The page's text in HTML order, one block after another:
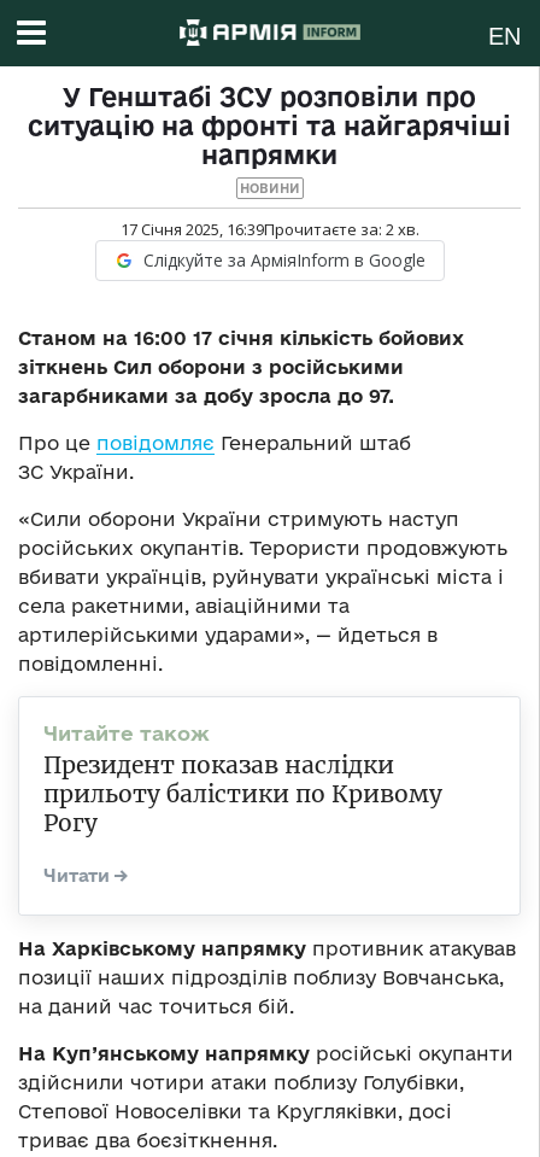
EN
У Генштабі ЗСУ розповіли про
ситуацію на фронті та найгарячіші
напрямки
НОВИНИ
17 Січня 2025, 16:39Прочитаєте за: 2хв.
Слідкуйте за АрміяInform в Google
Станом на 16:00 17 січня кількість бойових
зіткнень Сил оборони з російськими
загарбниками за добу зросла до 97.
Про це повідомляє Генеральний штаб
ЗС України.
«Сили оборони України стримують наступ
російських окупантів. Терористи продовжують
вбивати українців, руйнувати українські міста і
села ракетними, авіаційними та
артилерійськими ударами», — йдеться в
повідомленні.
Президент показав наслідки
прильоту балістики по Кривому
Рогу
На Харківському напрямку противник атакував
позиції наших підрозділів поблизу Вовчанська,
на даний час точиться бій.
На Куп’янському напрямку російські окупанти
здійснили чотири атаки поблизу Голубівки,
Степової Новоселівки та Кругляківки, досі
триває два боєзіткнення.